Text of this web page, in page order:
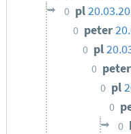
0 pl
0 peter
0 pl
0 peter
0 pl
0
0